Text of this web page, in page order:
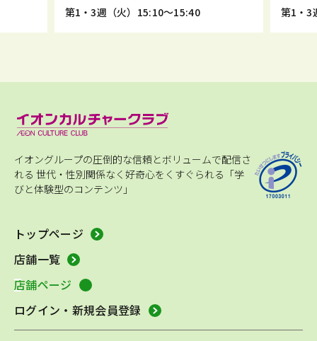
第1・3週（火）15:10～15:40
第1・3
イオングループの圧倒的な信頼とボリュームで配信さ
れる 世代・性別関係なく好奇心をくすぐられる「学
びと体験型のコンテンツ」
トップページ
店舗一覧
店舗ページ
ログイン・新規会員登録